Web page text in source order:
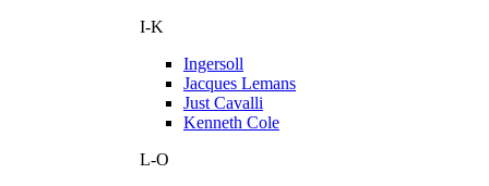
I-K
Ingersoll
Jacques Lemans
Just Cavalli
Kenneth Cole
L-O